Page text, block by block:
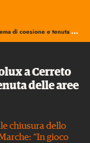
e tenuta delle aree interne
a Cerreto
delle aree
chiusura dello
“In gioco